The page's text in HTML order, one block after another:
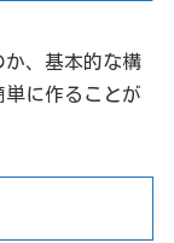
、基本的な構
に作ることが